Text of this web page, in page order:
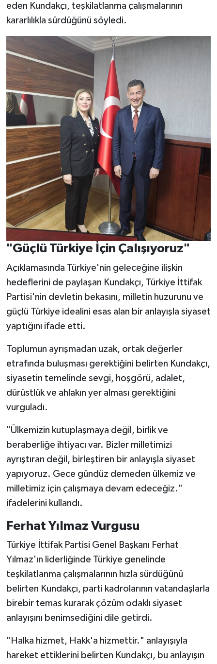
eden Kundakçı, teşkilatlanma çalışmalarının
kararlılıkla sürdüğünü söyledi.
"Güçlü Türkiye İçin Çalışıyoruz"
Açıklamasında Türkiye'nin geleceğine ilişkin
hedeflerini de paylaşan Kundakçı, Türkiye İttifak
Partisi'nin devletin bekasını, milletin huzurunu ve
güçlü Türkiye idealini esas alan bir anlayışla siyaset
yaptığını ifade etti.
Toplumun ayrışmadan uzak, ortak değerler
etrafında buluşması gerektiğini belirten Kundakçı,
siyasetin temelinde sevgi, hoşgörü, adalet,
dürüstlük ve ahlakın yer alması gerektiğini
vurguladı.
"Ülkemizin kutuplaşmaya değil, birlik ve
beraberliğe ihtiyacı var. Bizler milletimizi
ayrıştıran değil, birleştiren bir anlayışla siyaset
yapıyoruz. Gece gündüz demeden ülkemiz ve
milletimiz için çalışmaya devam edeceğiz."
ifadelerini kullandı.
Ferhat Yılmaz Vurgusu
Türkiye İttifak Partisi Genel Başkanı Ferhat
Yılmaz'ın liderliğinde Türkiye genelinde
teşkilatlanma çalışmalarının hızla sürdüğünü
belirten Kundakçı, parti kadrolarının vatandaşlarla
birebir temas kurarak çözüm odaklı siyaset
anlayışını benimsediğini dile getirdi.
"Halka hizmet, Hakk'a hizmettir." anlayışıyla
hareket ettiklerini belirten Kundakçı, bu anlayışın